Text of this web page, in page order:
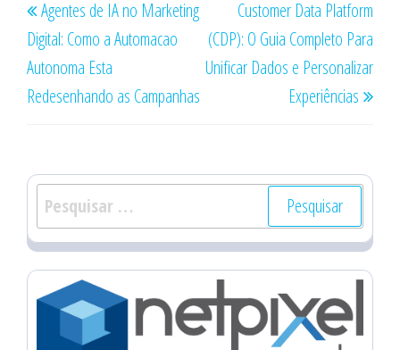
de
Post
anterior
Agentes de IA no Marketing
Digital: Como a Automacao
Autonoma Esta
Redesenhando as Campanhas
Customer Data Platform
(CDP): O Guia Completo Para
Unificar Dados e Personalizar
Experiências
Pesquisar
por: